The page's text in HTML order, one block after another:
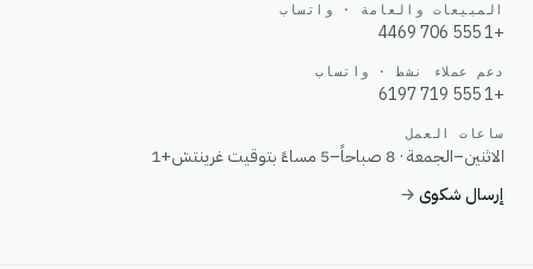
المبيعات والعامة · واتساب
+1 555 706 4469
دعم عملاء نشط · واتساب
+1 555 719 6197
ساعات العمل
الاثنين–الجمعة · 8 صباحاً–5 مساءً بتوقيت غرينتش+1
إرسال شكوى→